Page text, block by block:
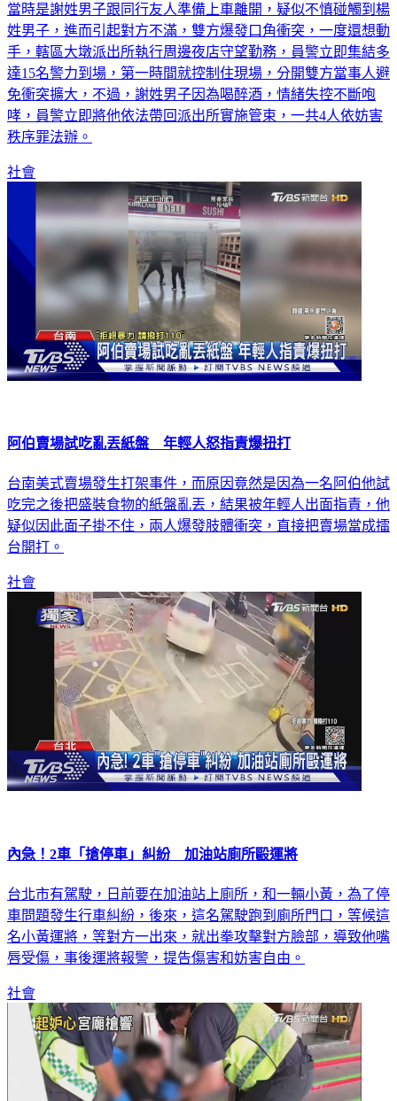
當時是謝姓男子跟同行友人準備上車離開，疑似不慎碰觸到楊
姓男子，進而引起對方不滿，雙方爆發口角衝突，一度還想動
手，轄區大墩派出所執行周邊夜店守望勤務，員警立即集結多
達15名警力到場，第一時間就控制住現場，分開雙方當事人避
免衝突擴大，不過，謝姓男子因為喝醉酒，情緒失控不斷咆
哮，員警立即將他依法帶回派出所實施管束，一共4人依妨害
秩序罪法辦。
社會
阿伯賣場試吃亂丟紙盤 年輕人怒指責爆扭打
台南美式賣場發生打架事件，而原因竟然是因為一名阿伯他試
吃完之後把盛裝食物的紙盤亂丟，結果被年輕人出面指責，他
疑似因此面子掛不住，兩人爆發肢體衝突，直接把賣場當成擂
台開打。
社會
內急！2車「搶停車」糾紛 加油站廁所毆運將
台北市有駕駛，日前要在加油站上廁所，和一輛小黃，為了停
車問題發生行車糾紛，後來，這名駕駛跑到廁所門口，等候這
名小黃運將，等對方一出來，就出拳攻擊對方臉部，導致他嘴
唇受傷，事後運將報警，提告傷害和妨害自由。
社會